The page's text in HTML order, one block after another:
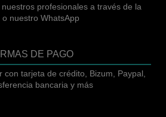
profesionales a través de la
nuestro WhatsApp
DE PAGO
con tarjeta de crédito, Bizum, Paypal,
bancaria y más